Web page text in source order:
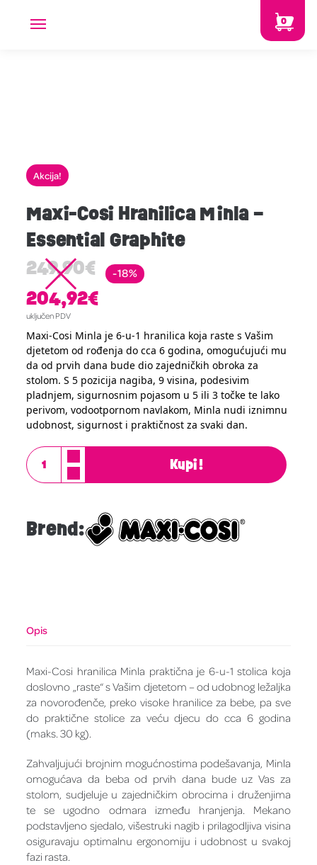
0
Akcija!
Maxi-Cosi Hranilica Minla –
Essential Graphite
249,90€
204,92€
uključen PDV
-18%
Maxi-Cosi Minla je 6-u-1 hranilica koja raste s Vašim
djetetom od rođenja do cca 6 godina, omogućujući mu
da od prvih dana bude dio zajedničkih obroka za
stolom. S 5 pozicija nagiba, 9 visina, podesivim
pladnjem, sigurnosnim pojasom u 5 ili 3 točke te lako
perivom, vodootpornom navlakom, Minla nudi iznimnu
udobnost, sigurnost i praktičnost za svaki dan.
Kupi!
Brend:
Opis
Maxi-Cosi hranilica Minla praktična je 6-u-1 stolica koja
doslovno „raste“ s Vašim djetetom – od udobnog ležaljka
za novorođenče, preko visoke hranilice za bebe, pa sve
do praktične stolice za veću djecu do cca 6 godina
(maks. 30 kg).
Zahvaljujući brojnim mogućnostima podešavanja, Minla
omogućava da beba od prvih dana bude uz Vas za
stolom, sudjeluje u zajedničkim obrocima i druženjima
te se ugodno odmara između hranjenja. Mekano
podstavljeno sjedalo, višestruki nagib i prilagodljiva visina
osiguravaju optimalnu ergonomiju i udobnost u svakoj
fazi rasta.